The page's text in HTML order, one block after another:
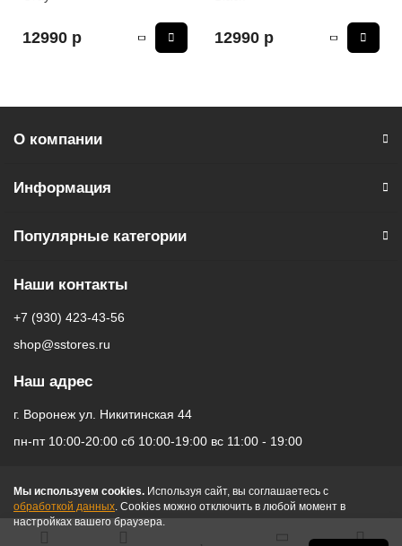
12990 р 12990 р
Мы используем cookies. Используя сайт, вы соглашаетесь с
обработкой данных. Cookies можно отключить в любой момент в
настройках вашего браузера.
О компании
Информация
Популярные категории
Наши контакты
+7 (930) 423-43-56
shop@sstores.ru
Наш адрес
г. Воронеж ул. Никитинская 44
пн-пт 10:00-20:00 сб 10:00-19:00 вс 11:00 - 19:00